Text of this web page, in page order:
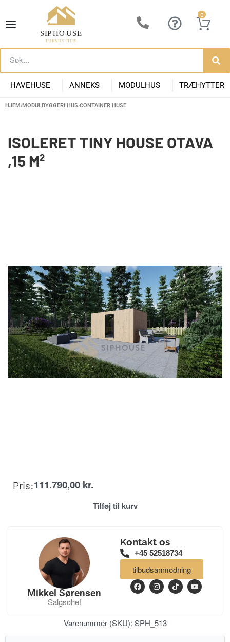
0
HAVEHUSE
Lille Havehus i Træ Have Anneks
ANNEKS
Luksus Anneks
MODULHUS
Container huse
TRÆHYTTER
HJEM›MODULBYGGERI HUS›CONTAINER HUSE
ISOLERET TINY HOUSE OTAVA
,15 M²
Pris:111.790,00 kr.
Tilføj til kurv
Kontakt os
+45 52518734
tilbudsanmodning
Mikkel Sørensen
Salgschef
Varenummer (SKU): SPH_513